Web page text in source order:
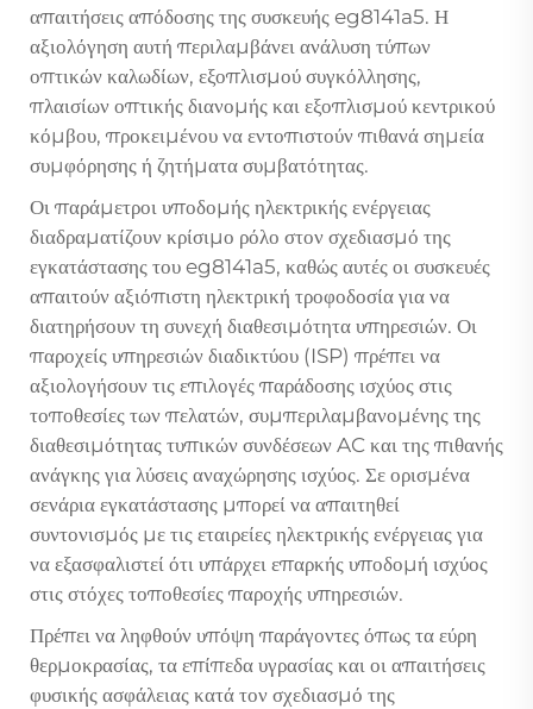
απαιτήσεις απόδοσης της συσκευής eg8141a5. Η
αξιολόγηση αυτή περιλαμβάνει ανάλυση τύπων
οπτικών καλωδίων, εξοπλισμού συγκόλλησης,
πλαισίων οπτικής διανομής και εξοπλισμού κεντρικού
κόμβου, προκειμένου να εντοπιστούν πιθανά σημεία
συμφόρησης ή ζητήματα συμβατότητας.
Οι παράμετροι υποδομής ηλεκτρικής ενέργειας
διαδραματίζουν κρίσιμο ρόλο στον σχεδιασμό της
εγκατάστασης του eg8141a5, καθώς αυτές οι συσκευές
απαιτούν αξιόπιστη ηλεκτρική τροφοδοσία για να
διατηρήσουν τη συνεχή διαθεσιμότητα υπηρεσιών. Οι
παροχείς υπηρεσιών διαδικτύου (ISP) πρέπει να
αξιολογήσουν τις επιλογές παράδοσης ισχύος στις
τοποθεσίες των πελατών, συμπεριλαμβανομένης της
διαθεσιμότητας τυπικών συνδέσεων AC και της πιθανής
ανάγκης για λύσεις αναχώρησης ισχύος. Σε ορισμένα
σενάρια εγκατάστασης μπορεί να απαιτηθεί
συντονισμός με τις εταιρείες ηλεκτρικής ενέργειας για
να εξασφαλιστεί ότι υπάρχει επαρκής υποδομή ισχύος
στις στόχες τοποθεσίες παροχής υπηρεσιών.
Πρέπει να ληφθούν υπόψη παράγοντες όπως τα εύρη
θερμοκρασίας, τα επίπεδα υγρασίας και οι απαιτήσεις
φυσικής ασφάλειας κατά τον σχεδιασμό της